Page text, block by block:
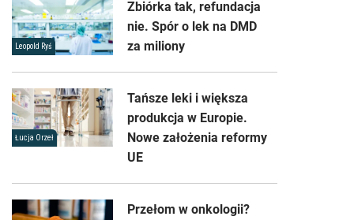
Leopold Ryś
Zbiórka tak, refundacja
nie. Spór o lek na DMD
za miliony
Łucja Orzeł
Tańsze leki i większa
produkcja w Europie.
Nowe założenia reformy
UE
Przełom w onkologii?